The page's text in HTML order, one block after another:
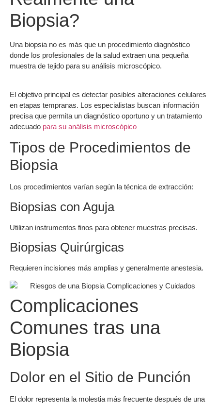
Biopsia?
Una biopsia no es más que un procedimiento diagnóstico
donde los profesionales de la salud extraen una pequeña
muestra de tejido para su análisis microscópico.
El objetivo principal es detectar posibles alteraciones celulares
en etapas tempranas. Los especialistas buscan información
precisa que permita un diagnóstico oportuno y un tratamiento
adecuado para su análisis microscópico
Tipos de Procedimientos de
Biopsia
Los procedimientos varían según la técnica de extracción:
Biopsias con Aguja
Utilizan instrumentos finos para obtener muestras precisas.
Biopsias Quirúrgicas
Requieren incisiones más amplias y generalmente anestesia.
Complicaciones
Comunes tras una
Biopsia
Dolor en el Sitio de Punción
El dolor representa la molestia más frecuente después de una